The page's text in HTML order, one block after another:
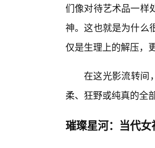
们像对待艺术品一样
神。这也就是为什么
仅是生理上的解压，
在这光影流转间
柔、狂野或纯真的全
璀璨星河：当代